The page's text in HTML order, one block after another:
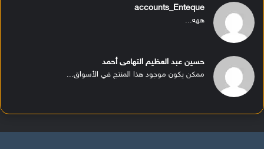
accounts_Enteque
ههه...
حسين عبد العظيم التهامى أحمد
ممكن يكون موجود هذا المنتج في الأسواق...